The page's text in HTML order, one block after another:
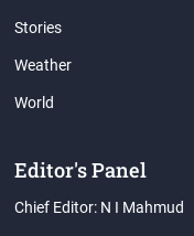
Stories
Weather
World
Editor's Panel
Chief Editor: N I Mahmud